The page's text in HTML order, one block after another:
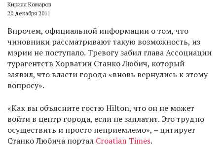
Кирилл Комаров
20 декабря 2011
Впрочем, официальной информации о том, что
чиновники рассматривают такую возможность, из
мэрии не поступало. Тревогу забил глава Ассоциации
турагентств Хорватии Станко Любич, который
заявил, что власти города «вновь вернулись к этому
вопросу».
«Как вы объясните гостю Hilton, что он не может
войти в центр города, если не заплатит. Это трудно
осуществить и просто неприемлемо», – цитирует
Станко Любича портал Croatian Times.